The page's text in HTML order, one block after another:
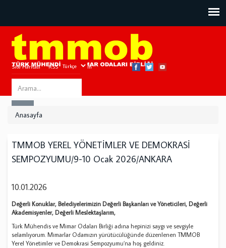
Site Haritası RSS Bize Ulaşın
Search
this
Anasayfa
TMMOB YEREL YÖNETİMLER VE DEMOKRASİ
SEMPOZYUMU/9-10 Ocak 2026/ANKARA
10.01.2026
Değerli Konuklar, Belediyelerimizin Değerli Başkanları ve Yöneticileri, Değerli
Akademisyenler, Değerli Meslektaşlarım,
Türk Mühendis ve Mimar Odaları Birliği adına hepinizi saygı ve sevgiyle
selamlıyorum. Mimarlar Odamızın yürütücülüğünde düzenlenen TMMOB
Yerel Yönetimler ve Demokrasi Sempozyumu’na hoş geldiniz.